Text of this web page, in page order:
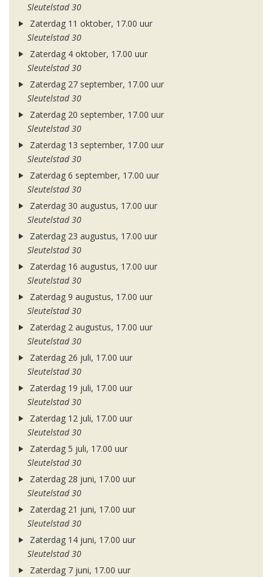
Sleutelstad 30
Zaterdag 11 oktober, 17.00 uur
Sleutelstad 30
Zaterdag 4 oktober, 17.00 uur
Sleutelstad 30
Zaterdag 27 september, 17.00 uur
Sleutelstad 30
Zaterdag 20 september, 17.00 uur
Sleutelstad 30
Zaterdag 13 september, 17.00 uur
Sleutelstad 30
Zaterdag 6 september, 17.00 uur
Sleutelstad 30
Zaterdag 30 augustus, 17.00 uur
Sleutelstad 30
Zaterdag 23 augustus, 17.00 uur
Sleutelstad 30
Zaterdag 16 augustus, 17.00 uur
Sleutelstad 30
Zaterdag 9 augustus, 17.00 uur
Sleutelstad 30
Zaterdag 2 augustus, 17.00 uur
Sleutelstad 30
Zaterdag 26 juli, 17.00 uur
Sleutelstad 30
Zaterdag 19 juli, 17.00 uur
Sleutelstad 30
Zaterdag 12 juli, 17.00 uur
Sleutelstad 30
Zaterdag 5 juli, 17.00 uur
Sleutelstad 30
Zaterdag 28 juni, 17.00 uur
Sleutelstad 30
Zaterdag 21 juni, 17.00 uur
Sleutelstad 30
Zaterdag 14 juni, 17.00 uur
Sleutelstad 30
Zaterdag 7 juni, 17.00 uur